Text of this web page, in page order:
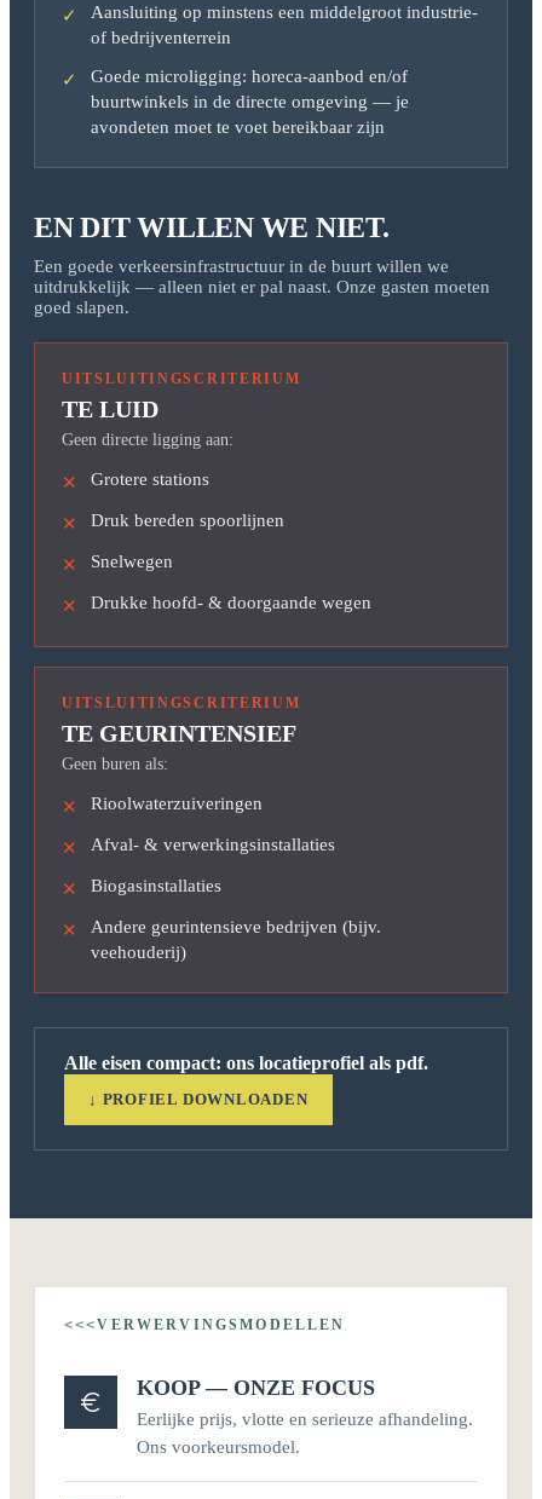
✓
Aansluiting op minstens een middelgroot industrie-
of bedrijventerrein
✓
Goede microligging: horeca-aanbod en/of
buurtwinkels in de directe omgeving — je
avondeten moet te voet bereikbaar zijn
EN DIT WILLEN WE NIET.
Een goede verkeersinfrastructuur in de buurt willen we
uitdrukkelijk — alleen niet er pal naast. Onze gasten moeten
goed slapen.
UITSLUITINGSCRITERIUM
TE LUID
Geen directe ligging aan:
✕ Grotere stations
✕ Druk bereden spoorlijnen
✕ Snelwegen
✕ Drukke hoofd- & doorgaande wegen
UITSLUITINGSCRITERIUM
TE GEURINTENSIEF
Geen buren als:
✕ Rioolwaterzuiveringen
✕ Afval- & verwerkingsinstallaties
✕ Biogasinstallaties
✕
Andere geurintensieve bedrijven (bijv.
veehouderij)
Alle eisen compact: ons locatieprofiel als pdf.
↓ PROFIEL DOWNLOADEN
<<<VERWERVINGSMODELLEN
KOOP — ONZE FOCUS
Eerlijke prijs, vlotte en serieuze afhandeling.
Ons voorkeursmodel.